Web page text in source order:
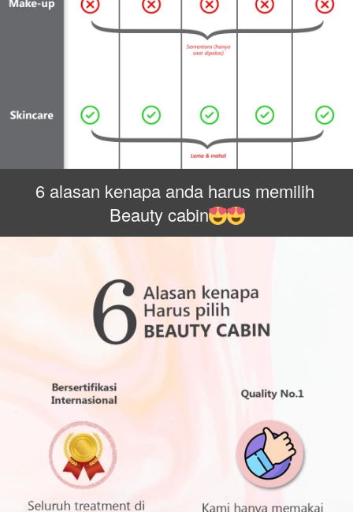
6 alasan kenapa anda harus memilih
Beauty cabin